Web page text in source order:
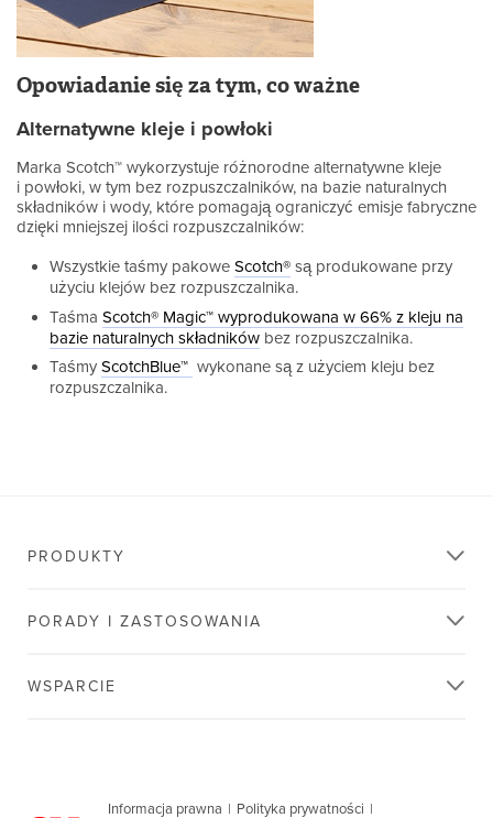
Opowiadanie się za tym, co ważne
Alternatywne kleje i powłoki
Marka Scotch™ wykorzystuje różnorodne alternatywne kleje
i powłoki, w tym bez rozpuszczalników, na bazie naturalnych
składników i wody, które pomagają ograniczyć emisje fabryczne
dzięki mniejszej ilości rozpuszczalników:
Wszystkie taśmy pakowe Scotch® są produkowane przy
użyciu klejów bez rozpuszczalnika.
Taśma Scotch® Magic™ wyprodukowana w 66% z kleju na
bazie naturalnych składników bez rozpuszczalnika.
Taśmy ScotchBlue™ wykonane są z użyciem kleju bez
rozpuszczalnika.
PRODUKTY
PORADY I ZASTOSOWANIA
WSPARCIE
Informacja prawna | Polityka prywatności |